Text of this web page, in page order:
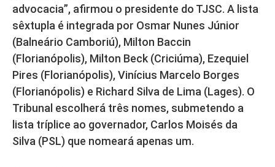
advocacia”, afirmou o presidente do TJSC. A lista
sêxtupla é integrada por Osmar Nunes Júnior
(Balneário Camboriú), Milton Baccin
(Florianópolis), Milton Beck (Criciúma), Ezequiel
Pires (Florianópolis), Vinícius Marcelo Borges
(Florianópolis) e Richard Silva de Lima (Lages). O
Tribunal escolherá três nomes, submetendo a
lista tríplice ao governador, Carlos Moisés da
Silva (PSL) que nomeará apenas um.